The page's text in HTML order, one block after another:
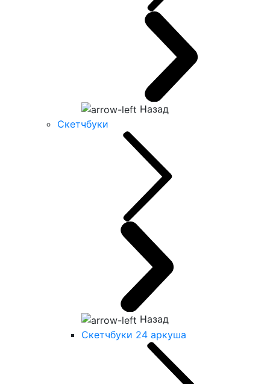
Назад
Скетчбуки
Назад
Скетчбуки 24 аркуша